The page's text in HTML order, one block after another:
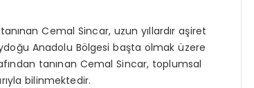
Cemal Sincar, uzun yıllardır aşiret
Anadolu Bölgesi başta olmak üzere
tanınan Cemal Sincar, toplumsal
bilinmektedir.